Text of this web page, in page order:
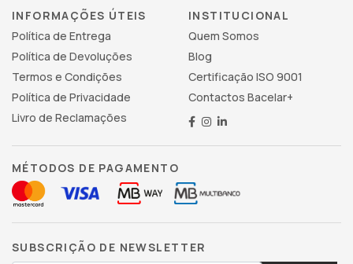
INFORMAÇÕES ÚTEIS
Política de Entrega
Política de Devoluções
Termos e Condições
Política de Privacidade
Livro de Reclamações
INSTITUCIONAL
Quem Somos
Blog
Certificação ISO 9001
Contactos Bacelar+
MÉTODOS DE PAGAMENTO
SUBSCRIÇÃO DE NEWSLETTER